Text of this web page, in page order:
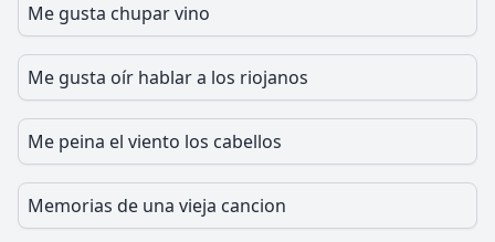
Me gusta chupar vino
Me gusta oír hablar a los riojanos
Me peina el viento los cabellos
Memorias de una vieja cancion